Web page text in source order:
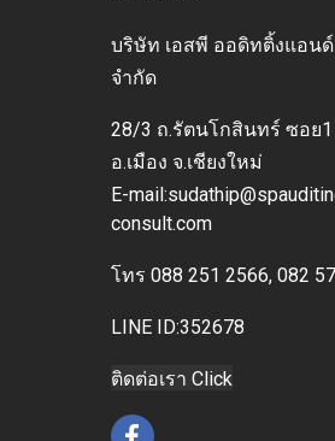
บริษัท เอสพี ออดิทติ้งแอน
จำกัด
28/3 ถ.รัตนโกสินทร์ ซอย1
อ.เมือง จ.เชียงใหม่
E-mai
consult.com
โทร 088 251 2566, 082
LINE ID:352678
ติดต่อเรา Click